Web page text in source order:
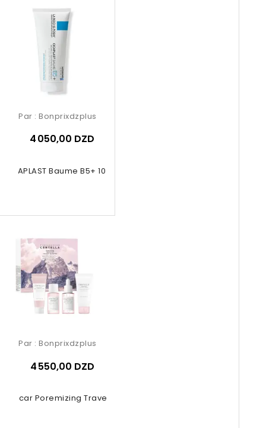
CICAPLAST Baume B5+ 100ml
Par : Bonprixdzplus
4 050,00 DZD
Poremizing Travel Kit 4 Pcs
Par : Bonprixdzplus
4 550,00 DZD